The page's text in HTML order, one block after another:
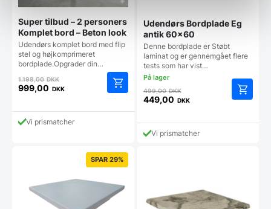
Super tilbud – 2 personers
Komplet bord – Beton look
Udendørs komplet bord med flip
stel og højkomprimeret
bordplade.Opgrader din…
1.198,00DKKDen
oprindelige
var:
1.198,00 DKK.
999,00 DKK
aktuelle
prisVi prismatcher
Udendørs Bordplade Eg
antik 60×60
Denne bordplade er Støbt
laminat og er gennemgået flere
tests som har vist…
499,00DKKDen
oprindelige
var:
499,00 DKK.
449,00 DKK
aktuelle
prisVi prismatcher
SPAR 29%